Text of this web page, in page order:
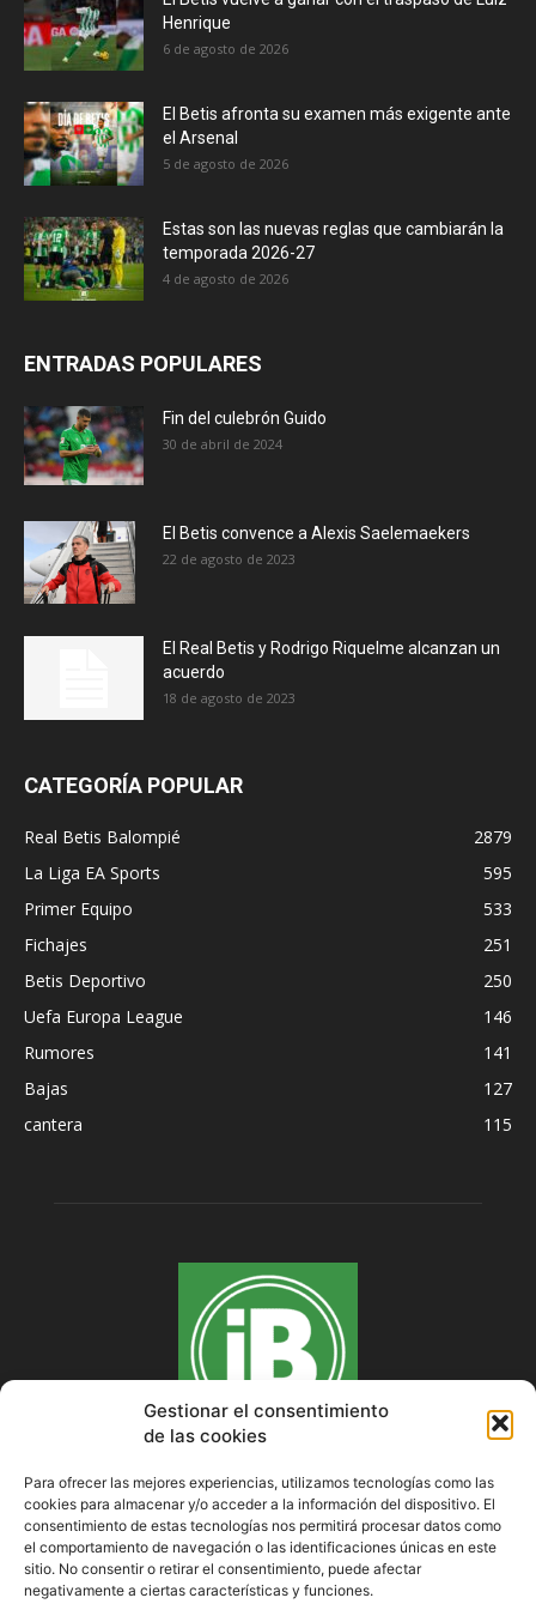
Gestionar el consentimiento
de las cookies
Para ofrecer las mejores experiencias, utilizamos tecnologías como las
cookies para almacenar y/o acceder a la información del dispositivo. El
consentimiento de estas tecnologías nos permitirá procesar datos como
el comportamiento de navegación o las identificaciones únicas en este
sitio. No consentir o retirar el consentimiento, puede afectar
negativamente a ciertas características y funciones.
Henrique
6 de agosto de 2026
El Betis afronta su examen más exigente ante
el Arsenal
5 de agosto de 2026
Estas son las nuevas reglas que cambiarán la
temporada 2026-27
4 de agosto de 2026
ENTRADAS POPULARES
Fin del culebrón Guido
30 de abril de 2024
El Betis convence a Alexis Saelemaekers
22 de agosto de 2023
El Real Betis y Rodrigo Riquelme alcanzan un
acuerdo
18 de agosto de 2023
CATEGORÍA POPULAR
Real Betis Balompié
2879
La Liga EA Sports
595
Primer Equipo
533
Fichajes
251
Betis Deportivo
250
Uefa Europa League
146
Rumores
141
Bajas
127
cantera
115
SOBRE NOSOTROS